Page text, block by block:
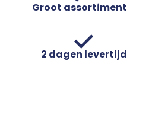
Groot assortiment
2 dagen levertijd